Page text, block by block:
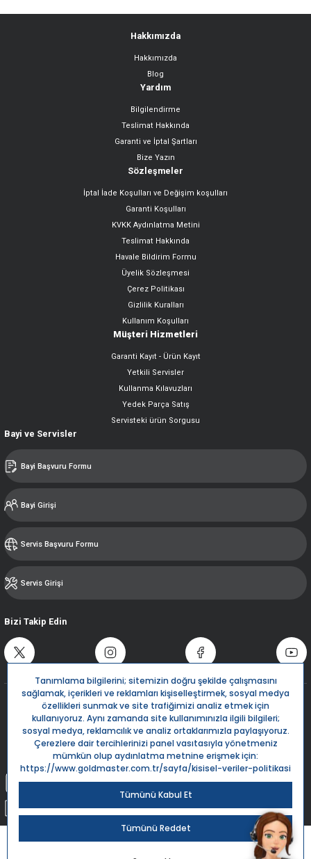
Gönder
Hakkımızda
Hakkımızda
Blog
Yardım
Bilgilendirme
Teslimat Hakkında
Garanti ve İptal Şartları
Bize Yazın
Sözleşmeler
İptal İade Koşulları ve Değişim koşulları
Garanti Koşulları
KVKK Aydınlatma Metini
Teslimat Hakkında
Havale Bildirim Formu
Üyelik Sözleşmesi
Çerez Politikası
Gizlilik Kuralları
Kullanım Koşulları
Müşteri Hizmetleri
Garanti Kayıt - Ürün Kayıt
Yetkili Servisler
Kullanma Kılavuzları
Yedek Parça Satış
Servisteki ürün Sorgusu
Bayi ve Servisler
Bayi Başvuru Formu
Bayi Girişi
Servis Başvuru Formu
Servis Girişi
Bizi Takip Edin
Destek Hattı
0850 532 5666
Bize Yazın
Kargom Nerede?
Goldmaster.com.tr © 2024 - Tüm hakları saklıdır.
Kredi kartı bilgileriniz 256bit SSL Sertifikası ile %100 koruma altındadır.
Live Support